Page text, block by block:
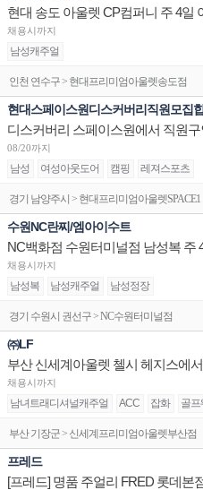
현대 송도 아울렛 CP컴퍼니 주 4일
채용시까지
남성캐주얼
인천 연수구 > 현대프리미엄아울렛송도점
현대스페이스원디스커버리직원모집
디스커버리 스페이스원에서 직원
08/20까지
남성 여성아웃도어 캠핑 레져스포츠
경기 남양주시 > 현대프리미엄아울렛SPACE1
수원NC란찌/엠아이수트
채용시까지
남성복 남성캐주얼 남성정장
경기 수원시 권선구 > NC수원터미널점
㈜LF
채용시까지
남녀트래디셔널캐주얼 ACC 잡화 골프
부산 기장군 > 신세계프리미엄아울렛부산점
프레드